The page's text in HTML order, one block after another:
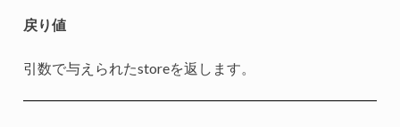
戻り値
引数で与えられたstoreを返します。